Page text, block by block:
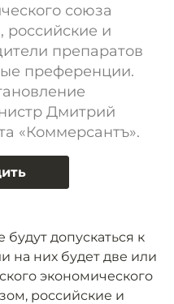
союза
российские и
препаратов
преференции.
Дмитрий
«Коммерсантъ».
допускаться к
на них будет две или
экономического
российские и